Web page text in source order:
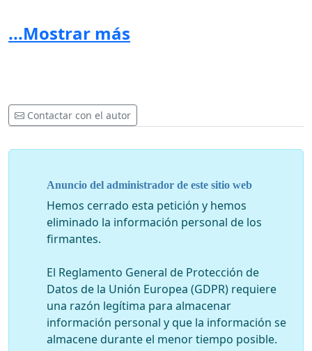
nuevas reglas de propiedad intelectual que sobrepasen
de sus vidas sino también la posibilidad del Estado Peruano de cumplir con sus
compromisos en materia de Salud Pública, lo que contradice asimismo su
propuesta electoral de Revisión del Tratado de Libre Comercio con Estados Unidos.
CONSEJO REGIONAL CIAT:
Pablo Anamaría Estela Carrizo Oswaldo Rada Walter
Trejo Santiago Jaramillo Dayra García Rodolfo Vargas
Yrene Aquino Julio César Aguilera
...Mostrar más
Contactar con el autor
Anuncio del administrador de este sitio web
Hemos cerrado esta petición y hemos
eliminado la información personal de los
firmantes.
El Reglamento General de Protección de
Datos de la Unión Europea (GDPR) requiere
una razón legítima para almacenar
información personal y que la información se
almacene durante el menor tiempo posible.